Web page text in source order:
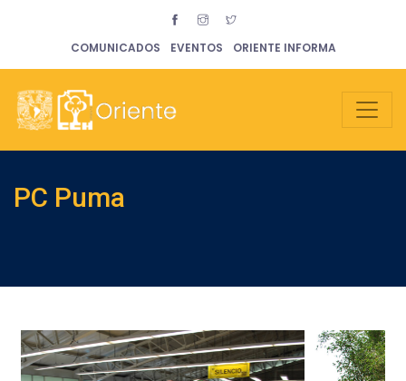
COMUNICADOS EVENTOS ORIENTE INFORMA
PC Puma